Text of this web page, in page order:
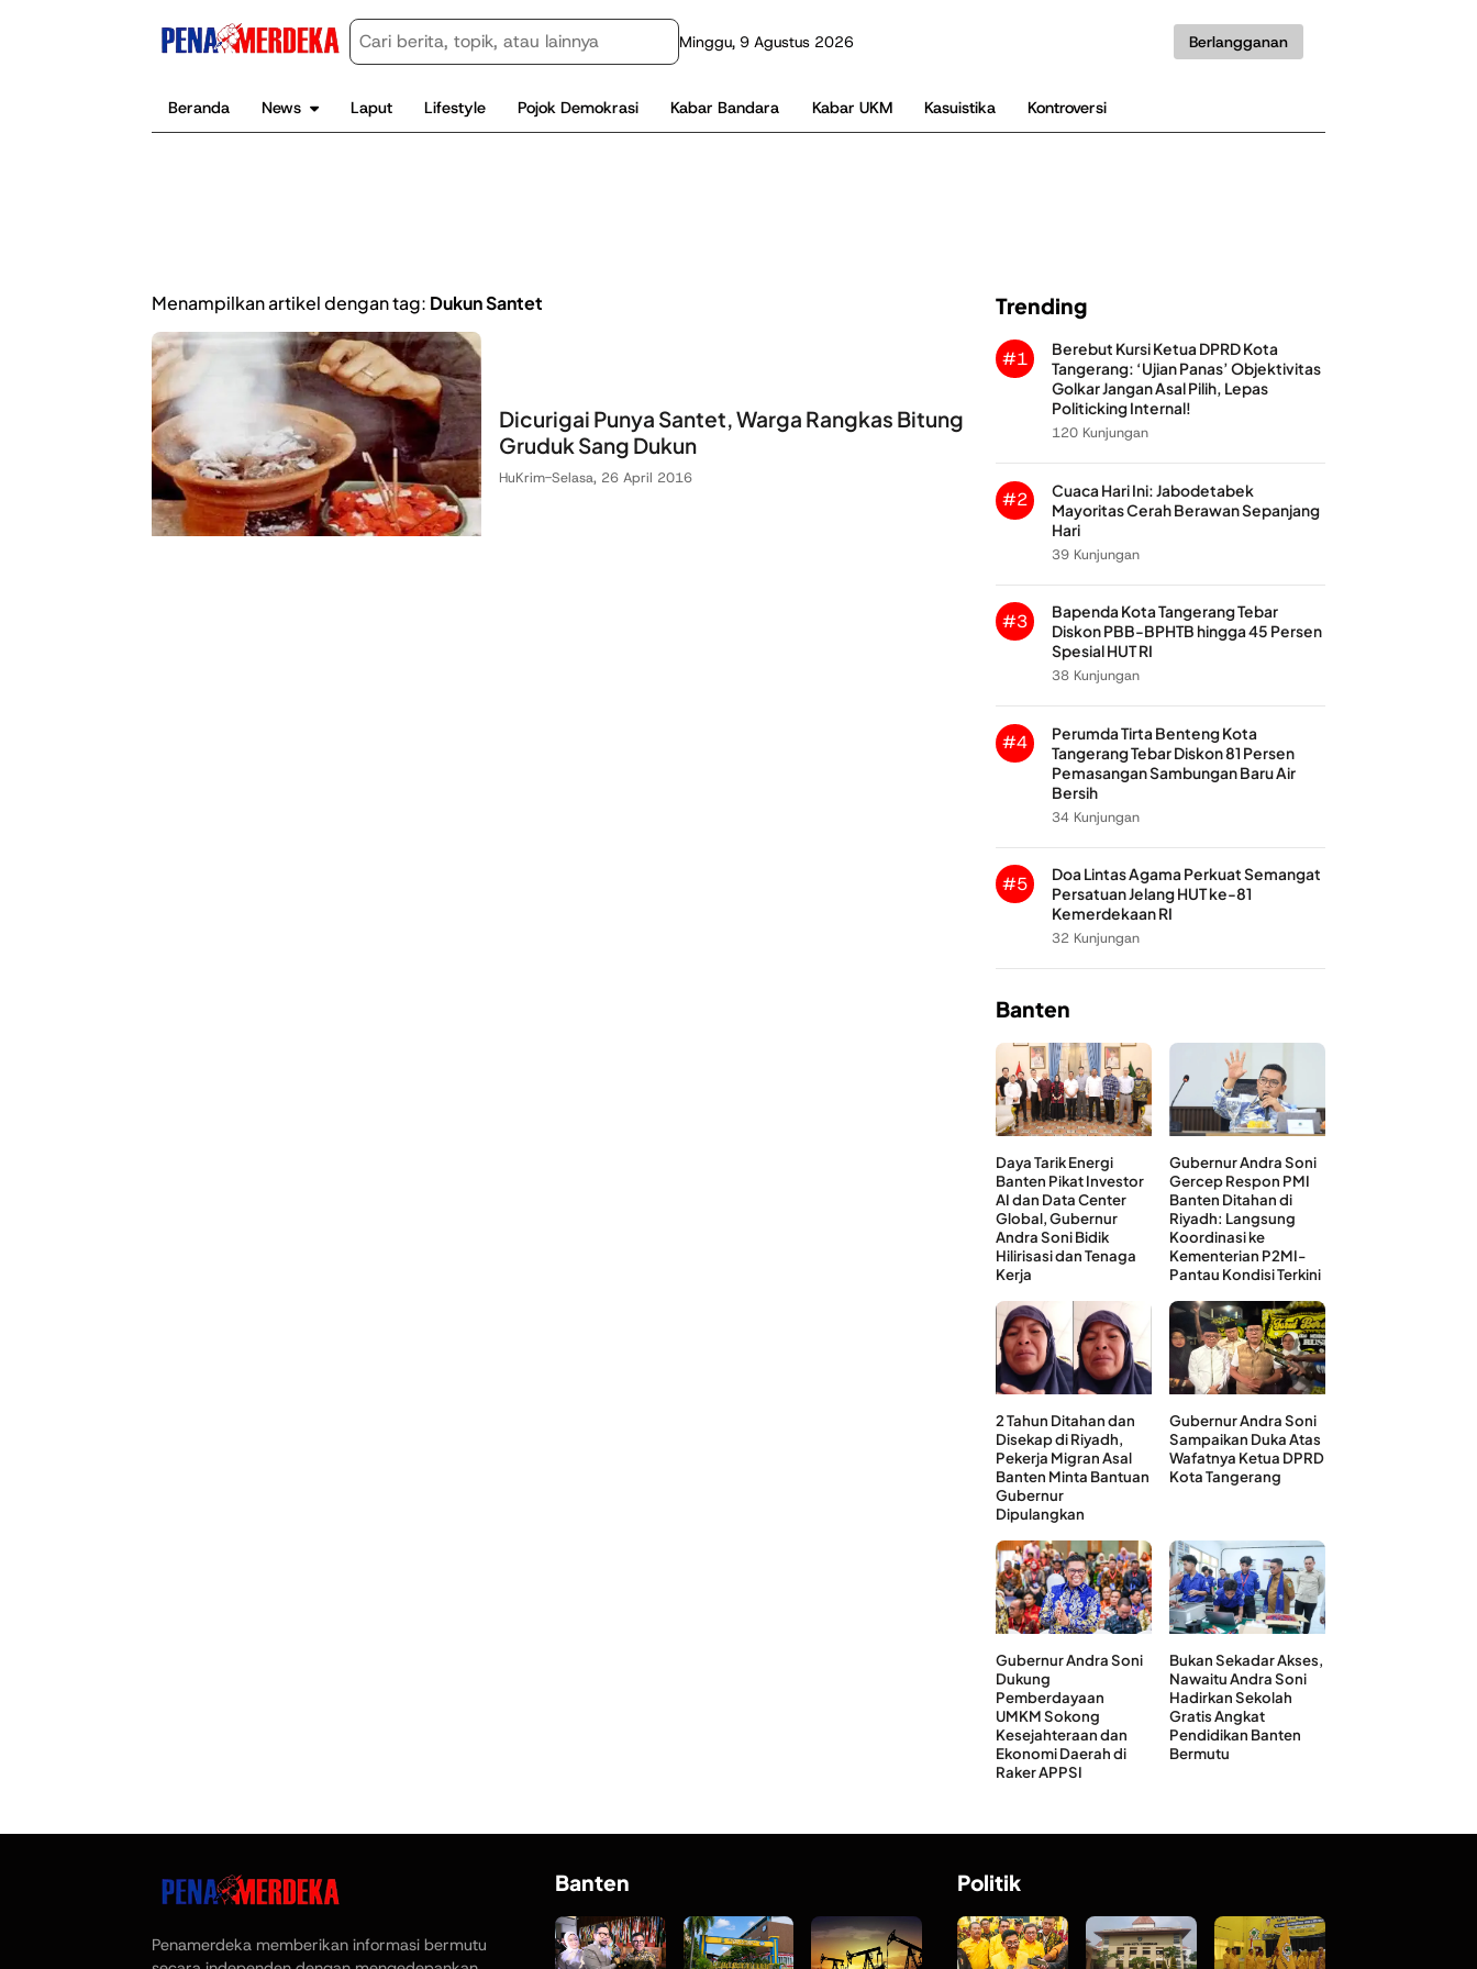
Minggu, 9 Agustus 2026 Berlangganan
Beranda News Laput Lifestyle Pojok Demokrasi Kabar Bandara Kabar UKM Kasuistika Kontroversi
Menampilkan artikel dengan tag: Dukun Santet
Dicurigai Punya Santet, Warga Rangkas Bitung
Gruduk Sang Dukun
HuKrim-Selasa, 26 April 2016
Trending
#1
Berebut Kursi Ketua DPRD Kota
Tangerang: ‘Ujian Panas’ Objektivitas
Golkar Jangan Asal Pilih, Lepas
Politicking Internal!
120 Kunjungan
#2
Cuaca Hari Ini: Jabodetabek
Mayoritas Cerah Berawan Sepanjang
Hari
39 Kunjungan
#3
Bapenda Kota Tangerang Tebar
Diskon PBB-BPHTB hingga 45 Persen
Spesial HUT RI
38 Kunjungan
#4
Perumda Tirta Benteng Kota
Tangerang Tebar Diskon 81 Persen
Pemasangan Sambungan Baru Air
Bersih
34 Kunjungan
#5
Doa Lintas Agama Perkuat Semangat
Persatuan Jelang HUT ke-81
Kemerdekaan RI
32 Kunjungan
Banten
Daya Tarik Energi
Banten Pikat Investor
AI dan Data Center
Global, Gubernur
Andra Soni Bidik
Hilirisasi dan Tenaga
Kerja
Gubernur Andra Soni
Gercep Respon PMI
Banten Ditahan di
Riyadh: Langsung
Koordinasi ke
Kementerian P2MI-
Pantau Kondisi Terkini
2 Tahun Ditahan dan
Disekap di Riyadh,
Pekerja Migran Asal
Banten Minta Bantuan
Gubernur
Dipulangkan
Gubernur Andra Soni
Sampaikan Duka Atas
Wafatnya Ketua DPRD
Kota Tangerang
Gubernur Andra Soni
Dukung
Pemberdayaan
UMKM Sokong
Kesejahteraan dan
Ekonomi Daerah di
Raker APPSI
Bukan Sekadar Akses,
Nawaitu Andra Soni
Hadirkan Sekolah
Gratis Angkat
Pendidikan Banten
Bermutu
Penamerdeka memberikan informasi bermutu
Banten Politik